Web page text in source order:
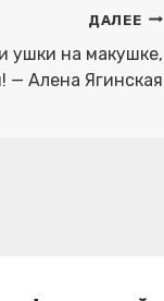
ДАЛЕЕ
ушки на макушке,
— Алена Ягинская